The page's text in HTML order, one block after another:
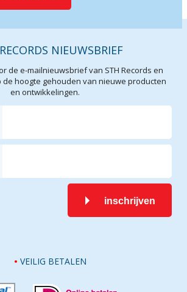
NIEUWSBRIEF
de e-mailnieuwsbrief van STH Records en
hoogte gehouden van nieuwe producten
en ontwikkelingen.
inschrijven
VEILIG BETALEN